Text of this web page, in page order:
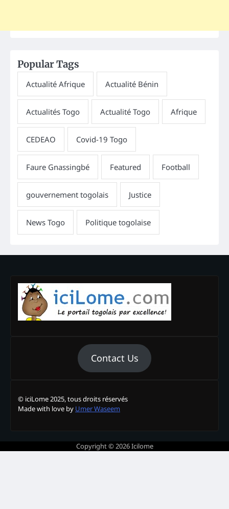
Popular Tags
Contact Us
© iciLome 2025, tous droits réservés
Made with love by Umer Waseem
Copyright © 2026Icilome